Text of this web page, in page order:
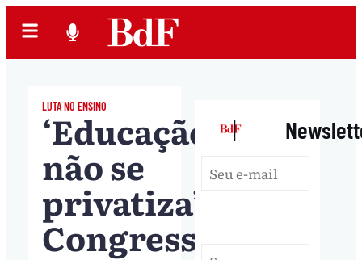
LUTA NO ENSINO
‘Educação
não se
privatiza’:
Congresso
|